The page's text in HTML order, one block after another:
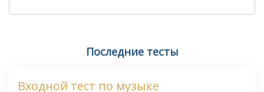
Последние тесты
Входной тест по музыке